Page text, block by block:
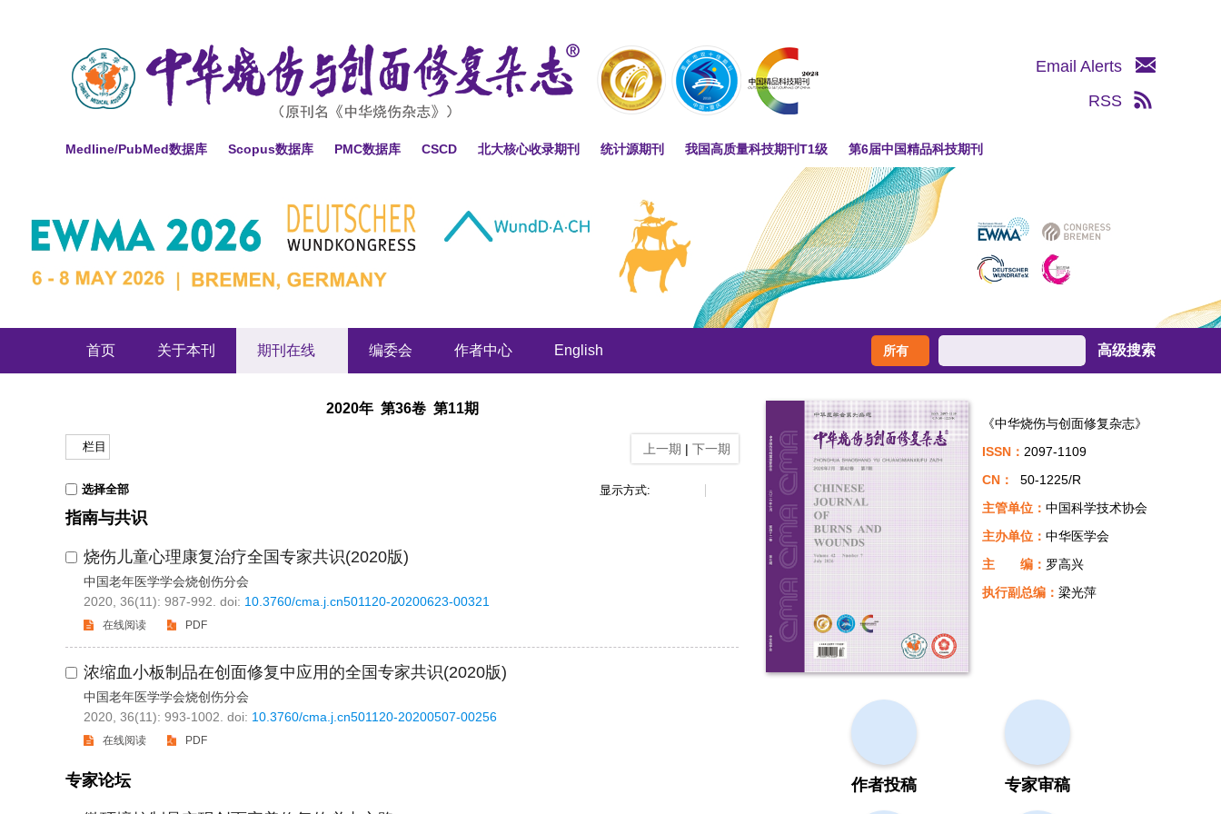
Medline/PubMed数据库 Scopus数据库 PMC数据库 CSCD 北大核心收录期刊 统计源期刊 我国高质量科技期刊T1级 第6届中国精品科技期刊
Email Alerts
RSS
首页 关于本刊 期刊在线 编委会 作者中心 English 高级搜索
2020年 第36卷 第11期
栏目 上一期 | 下一期
选择全部 显示方式:
指南与共识
烧伤儿童心理康复治疗全国专家共识(2020版)
中国老年医学学会烧创伤分会
2020, 36(11): 987-992. doi: 10.3760/cma.j.cn501120-20200623-00321
在线阅读 PDF
浓缩血小板制品在创面修复中应用的全国专家共识(2020版)
中国老年医学学会烧创伤分会
2020, 36(11): 993-1002. doi: 10.3760/cma.j.cn501120-20200507-00256
在线阅读 PDF
专家论坛
《中华烧伤与创面修复杂志》
ISSN： 2097-1109
CN：
50-1225/R
主管单位： 中国科学技术协会
主办单位： 中华医学会
主 编： 罗高兴
执行副总编： 梁光萍
作者投稿 专家审稿